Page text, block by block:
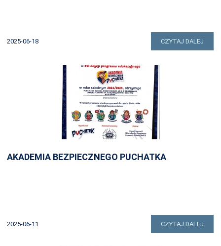
2025-06-18 CZYTAJ DALEJ
AKADEMIA BEZPIECZNEGO PUCHATKA
2025-06-11 CZYTAJ DALEJ